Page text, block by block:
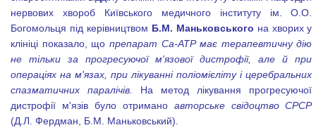
нервових хвороб Київського медичного інституту ім. О.О.
Богомольця під керівництвом Б.М. Маньковського на хворих у
клініці показало, що препарат Са-АТР має терапевтичну дію
не тільки за прогресуючої м'язової дистрофії, але й при
операціях на м'язах, при лікуванні поліомієліту і церебральних
спазматичних паралічів.
На метод лікування прогресуючої
дистрофії м'язів було отримано авторське свідоцтво СРСР
(Д.Л. Фердман, Б.М. Маньковський).